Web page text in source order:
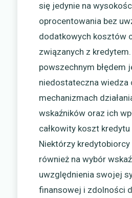
się jedynie na
oprocentowania bez
dodatkowych kosztów
związanych z
powszechnym błędem
niedostateczna wiedza
mechanizmach
wskaźników oraz ich
całkowity koszt kredytu
Niektórzy
również na wybór
uwzględnienia swojej
finansowej i zdolności